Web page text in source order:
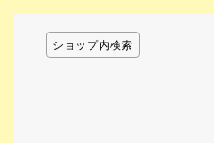
ショップ内検索